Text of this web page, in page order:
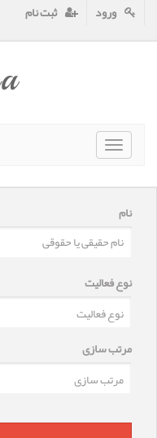
ورود ثبت نام
Toggle
نام
نوع فعالیت
مرتب سازی